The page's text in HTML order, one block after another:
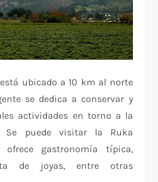
está ubicado a 10 km al norte
se dedica a conservar y
actividades en torno a la
Se puede visitar la Ruka
ofrece gastronomía típica,
de joyas, entre otras